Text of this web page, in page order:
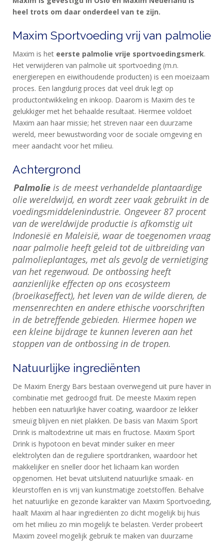
heel trots om daar onderdeel van te zijn.
Maxim Sportvoeding vrij van palmolie
Maxim is het eerste palmolie vrije sportvoedingsmerk.
Het verwijderen van palmolie uit sportvoeding (m.n.
energierepen en eiwithoudende producten) is een moeizaam
proces. Een langdurig proces dat veel druk legt op
productontwikkeling en inkoop. Daarom is Maxim des te
gelukkiger met het behaalde resultaat. Hiermee voldoet
Maxim aan haar missie; het streven naar een duurzame
wereld, meer bewustwording voor de sociale omgeving en
meer aandacht voor het milieu.
Achtergrond
Palmolie is de meest verhandelde plantaardige
olie wereldwijd, en wordt zeer vaak gebruikt in de
voedingsmiddelenindustrie. Ongeveer 87 procent
van de wereldwijde productie is afkomstig uit
Indonesië en Maleisië, waar de toegenomen vraag
naar palmolie heeft geleid tot de uitbreiding van
palmolieplantages, met als gevolg de vernietiging
van het regenwoud. De ontbossing heeft
aanzienlijke effecten op ons ecosysteem
(broeikaseffect), het leven van de wilde dieren, de
mensenrechten en andere ethische voorschriften
in de betreffende gebieden. Hiermee hopen we
een kleine bijdrage te kunnen leveren aan het
stoppen van de ontbossing in de tropen.
Natuurlijke ingrediënten
De Maxim Energy Bars bestaan overwegend uit pure haver in
combinatie met gedroogd fruit. De meeste Maxim repen
hebben een natuurlijke haver coating, waardoor ze lekker
smeuïg blijven en niet plakken. De basis van Maxim Sport
Drink is maltodextrine uit mais en fructose. Maxim Sport
Drink is hypotoon en bevat minder suiker en meer
elektrolyten dan de reguliere sportdranken, waardoor het
makkelijker en sneller door het lichaam kan worden
opgenomen. Het bevat uitsluitend natuurlijke smaak- en
kleurstoffen en is vrij van kunstmatige zoetstoffen. Behalve
het natuurlijke en gezonde karakter van Maxim Sportvoeding,
haalt Maxim al haar ingrediënten zo dicht mogelijk bij huis
om het milieu zo min mogelijk te belasten. Verder probeert
Maxim zoveel mogelijk gebruik te maken van duurzame
FEEDS
NANA
BLOG
KLANTENSERVICE